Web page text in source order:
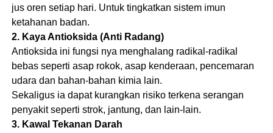
jus oren setiap hari. Untuk tingkatkan sistem imun
ketahanan badan.
2. Kaya Antioksida (Anti Radang)
Antioksida ini fungsi nya menghalang radikal-radikal
bebas seperti asap rokok, asap kenderaan, pencemaran
udara dan bahan-bahan kimia lain.
Sekaligus ia dapat kurangkan risiko terkena serangan
penyakit seperti strok, jantung, dan lain-lain.
3. Kawal Tekanan Darah